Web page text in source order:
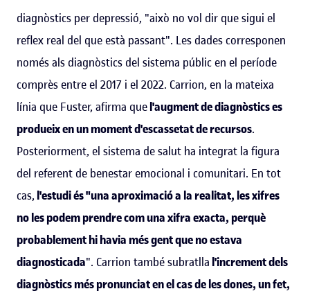
diagnòstics per depressió, "això no vol dir que sigui el
reflex real del que està passant". Les dades corresponen
només als diagnòstics del sistema públic en el període
comprès entre el 2017 i el 2022. Carrion, en la mateixa
línia que Fuster, afirma quel'augment de diagnòstics es
produeix en un moment d'escassetat de recursos.
Posteriorment, el sistema de salut ha integrat la figura
del referent de benestar emocional i comunitari. En tot
cas, l'estudi és "una aproximació a la realitat, les xifres
no les podem prendre com una xifra exacta, perquè
probablement hi havia més gent que no estava
diagnosticada". Carrion també subratlla l'increment dels
diagnòstics més pronunciat en el cas de les dones, un fet,